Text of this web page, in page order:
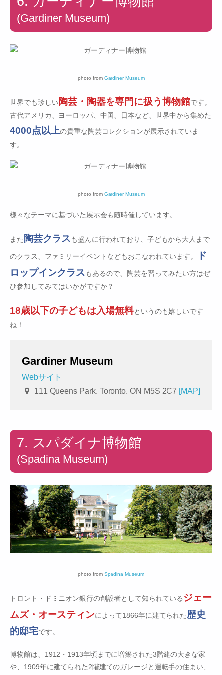
(Gardiner Museum)
photo from Gardiner Museum
世界でも珍しい陶芸・陶器を専門に扱う博物館です。
古代アメリカ、ヨーロッパ、中国、日本など、世界中から集めた
4000点以上の貴重な陶芸コレクションが展示されていま
す。
photo from Gardiner Museum
様々なテーマに基づいた展示会も随時催しています。
また陶芸クラス も盛んに行われており、子どもから大人まで
のクラス、ファミリーイベントなどもおこなわれています。
ド
ロップインクラス もあるので、陶芸を習ってみたい方はぜ
ひ参加してみてはいかがですか？
18歳以下の子どもは入場無料というのも嬉しいです
ね！
Gardiner Museum
Webサイト
111 Queens Park, Toronto, ON M5S 2C7 [MAP]
7. スパダイナ博物館
(Spadina Museum)
photo from Spadina Museum
トロント・ドミニオン銀行の創設者として知られている ジェー
ムズ・オースティンによって1866年に建てられた歴史
的邸宅です。
博物館は、1912・1913年頃までに増築された3階建の大きな家
や、1909年に建てられた2階建てのガレージと運転手の住まい、